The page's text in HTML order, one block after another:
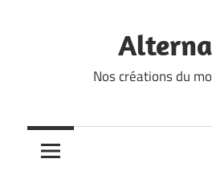
Nos créations du